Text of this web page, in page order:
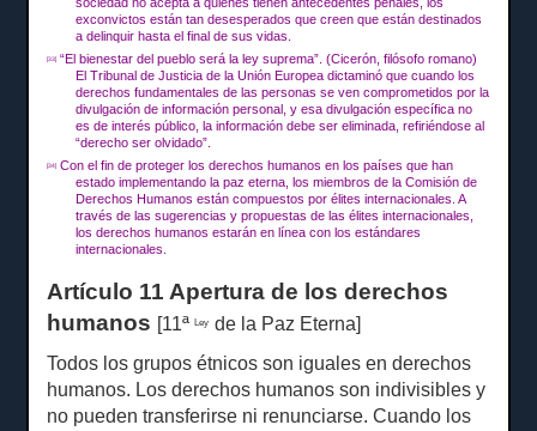
exconvictos están tan desesperados que creen que están destinados
a delinquir hasta el final de sus vidas.
[33] “El bienestar del pueblo será la ley suprema”.(Cicerón, filósofo romano)
El Tribunal de Justicia de la Unión Europea dictaminó que cuando los
derechos fundamentales de las personas se ven comprometidos por la
divulgación de información personal, y esa divulgación específica no
es de interés público, la información debe ser eliminada, refiriéndose al
“derecho ser olvidado”.
[34]
Con el fin de proteger los derechos humanos en los países que han
estado implementando la paz eterna, los miembros de la Comisión de
Derechos Humanos están compuestos por élites internacionales.A
través de las sugerencias y propuestas de las élites internacionales,
los derechos humanos estarán en línea con los estándares
internacionales.
Artículo 11 Apertura de los derechos
humanos [11ªLey
de la Paz Eterna]
Todos los grupos étnicos son iguales en derechos
humanos. Los derechos humanos son indivisibles y
no pueden transferirse ni renunciarse.Cuando los